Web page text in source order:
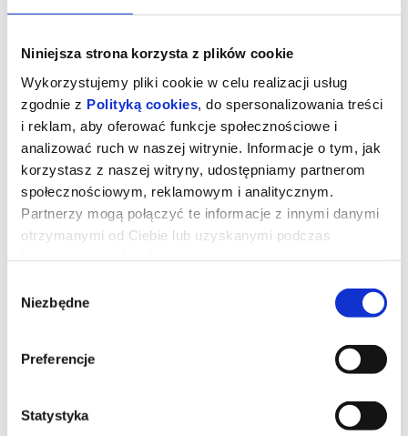
Niniejsza strona korzysta z plików cookie
Wykorzystujemy pliki cookie w celu realizacji usług
zgodnie z Polityką cookies , do spersonalizowania treści
i reklam, aby oferować funkcje społecznościowe i
analizować ruch w naszej witrynie. Informacje o tym, jak
korzystasz z naszej witryny, udostępniamy partnerom
społecznościowym, reklamowym i analitycznym.
Partnerzy mogą połączyć te informacje z innymi danymi
otrzymanymi od Ciebie lub uzyskanymi podczas
zgody
Niezbędne
Preferencje
Statystyka
Mandalorian i Grogu
Złowrogie Imperium upadło, a imperialni watażkowie wciąż są
która stara się chronić wszystko, o co walczyła Rebelia, zwraca się
o pomoc do legendarnego mandaloriańskiego łowcy nagród, Dina
Djarina, i jego młodego ucznia, Grogu.